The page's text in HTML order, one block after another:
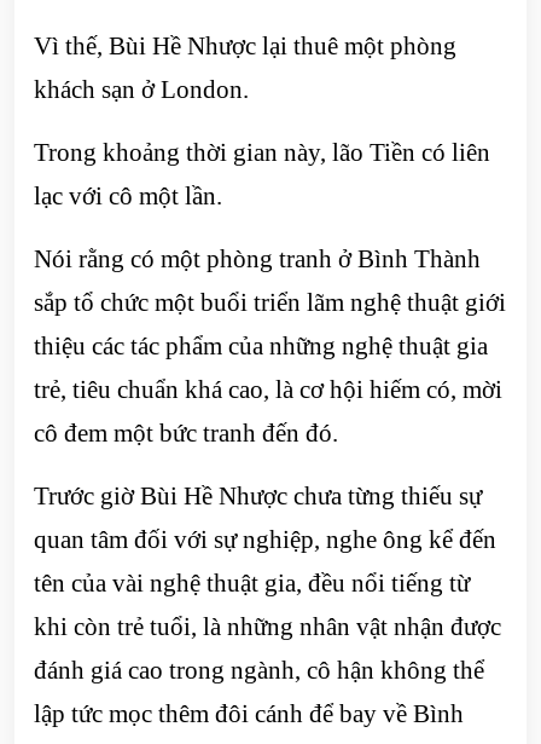
Vì thế, Bùi Hề Nhược lại thuê một phòng
khách sạn ở London.
Trong khoảng thời gian này, lão Tiền có liên
lạc với cô một lần.
Nói rằng có một phòng tranh ở Bình Thành
sắp tổ chức một buổi triển lãm nghệ thuật giới
thiệu các tác phẩm của những nghệ thuật gia
trẻ, tiêu chuẩn khá cao, là cơ hội hiếm có, mời
cô đem một bức tranh đến đó.
Trước giờ Bùi Hề Nhược chưa từng thiếu sự
quan tâm đối với sự nghiệp, nghe ông kể đến
tên của vài nghệ thuật gia, đều nổi tiếng từ
khi còn trẻ tuổi, là những nhân vật nhận được
đánh giá cao trong ngành, cô hận không thể
lập tức mọc thêm đôi cánh để bay về Bình